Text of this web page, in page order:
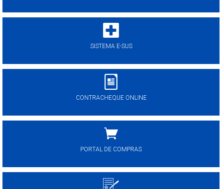
SISTEMA E-SUS
CONTRACHEQUE ONLINE
PORTAL DE COMPRAS